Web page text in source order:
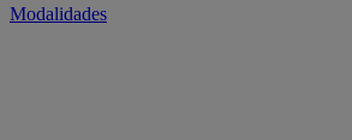
Modalidades